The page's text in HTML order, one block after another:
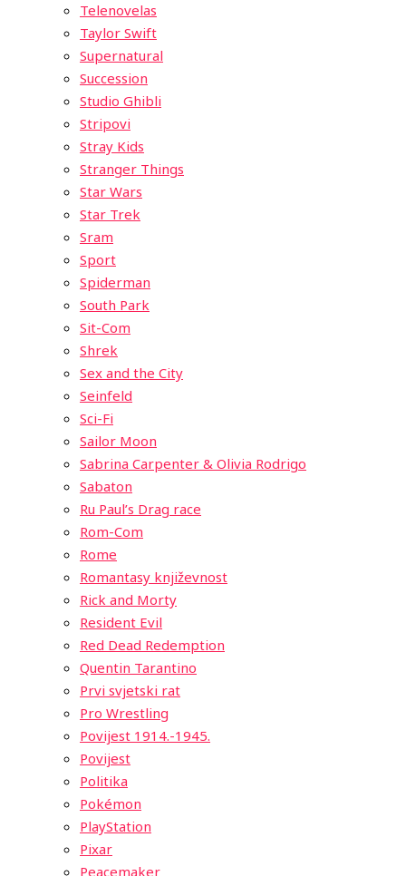
Telenovelas
Taylor Swift
Supernatural
Succession
Studio Ghibli
Stripovi
Stray Kids
Stranger Things
Star Wars
Star Trek
Sram
Sport
Spiderman
South Park
Sit-Com
Shrek
Sex and the City
Seinfeld
Sci-Fi
Sailor Moon
Sabrina Carpenter & Olivia Rodrigo
Sabaton
Ru Paul’s Drag race
Rom-Com
Rome
Romantasy književnost
Rick and Morty
Resident Evil
Red Dead Redemption
Quentin Tarantino
Prvi svjetski rat
Pro Wrestling
Povijest 1914.-1945.
Povijest
Politika
Pokémon
PlayStation
Pixar
Peacemaker